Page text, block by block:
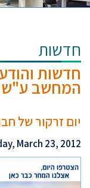
חדשות
חדשות
המחשב ע"ש
יום זרקור של
March 23, 2012